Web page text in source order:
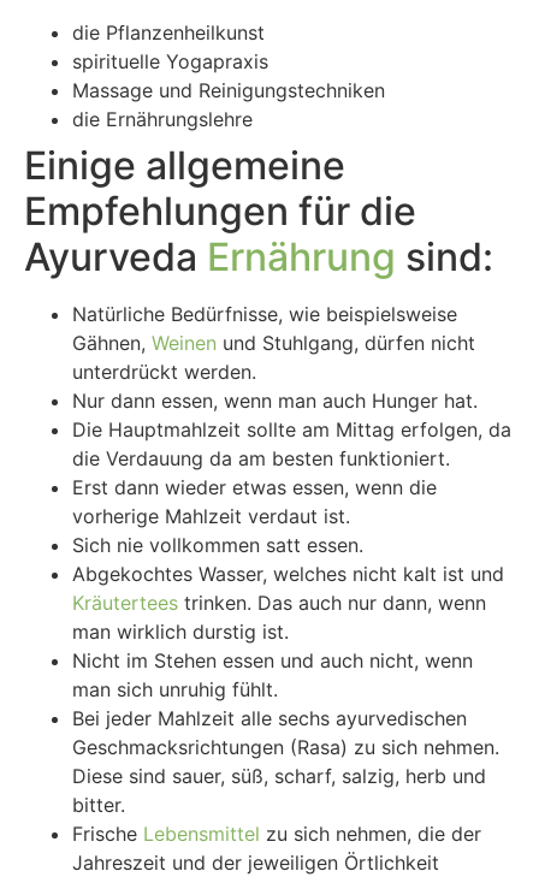
die Pflanzenheilkunst
spirituelle Yogapraxis
Massage und Reinigungstechniken
die Ernährungslehre
Einige allgemeine
Empfehlungen für die
Ayurveda Ernährung sind:
Natürliche Bedürfnisse, wie beispielsweise
Gähnen, Weinen und Stuhlgang, dürfen nicht
unterdrückt werden.
Nur dann essen, wenn man auch Hunger hat.
Die Hauptmahlzeit sollte am Mittag erfolgen, da
die Verdauung da am besten funktioniert.
Erst dann wieder etwas essen, wenn die
vorherige Mahlzeit verdaut ist.
Sich nie vollkommen satt essen.
Abgekochtes Wasser, welches nicht kalt ist und
Kräutertees trinken. Das auch nur dann, wenn
man wirklich durstig ist.
Nicht im Stehen essen und auch nicht, wenn
man sich unruhig fühlt.
Bei jeder Mahlzeit alle sechs ayurvedischen
Geschmacksrichtungen (Rasa) zu sich nehmen.
Diese sind sauer, süß, scharf, salzig, herb und
bitter.
Frische Lebensmittel zu sich nehmen, die der
Jahreszeit und der jeweiligen Örtlichkeit